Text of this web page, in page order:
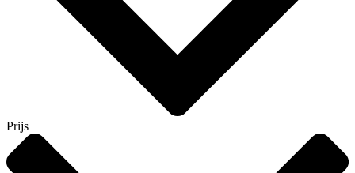
Prijs